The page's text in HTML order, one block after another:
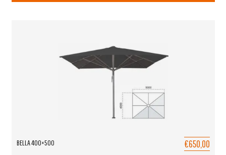
BELLA 400×500 €650,00